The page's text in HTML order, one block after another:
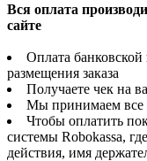
Вся оплата
сайте
Оплата
размещения заказа
Получаете чек на
Мы принимаем все
Чтобы оплатить
системы Robokassa,
действия, имя